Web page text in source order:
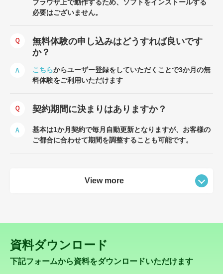
ブラウザ上で動作するため、ソフトをインストールする
必要はございません。
無料体験の申し込みはどうすれば良いです
か？
こちらからユーザー登録をしていただくことで3か月の無
料体験をご利用いただけます
契約期間に決まりはありますか？
基本は1か月契約で毎月自動更新となりますが、お客様の
ご都合に合わせて期間を調整することも可能です。
View more
資料ダウンロード
下記フォームから資料をダウンロードいただけます